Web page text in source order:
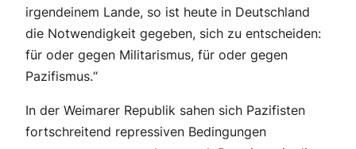
irgendeinem Lande, so ist heute in Deutschland
die Notwendigkeit gegeben, sich zu entscheiden:
für oder gegen Militarismus, für oder gegen
Pazifismus.“
In der Weimarer Republik sahen sich Pazifisten
fortschreitend repressiven Bedingungen